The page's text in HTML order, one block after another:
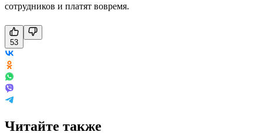
сотрудников и платят вовремя.
53
Читайте также